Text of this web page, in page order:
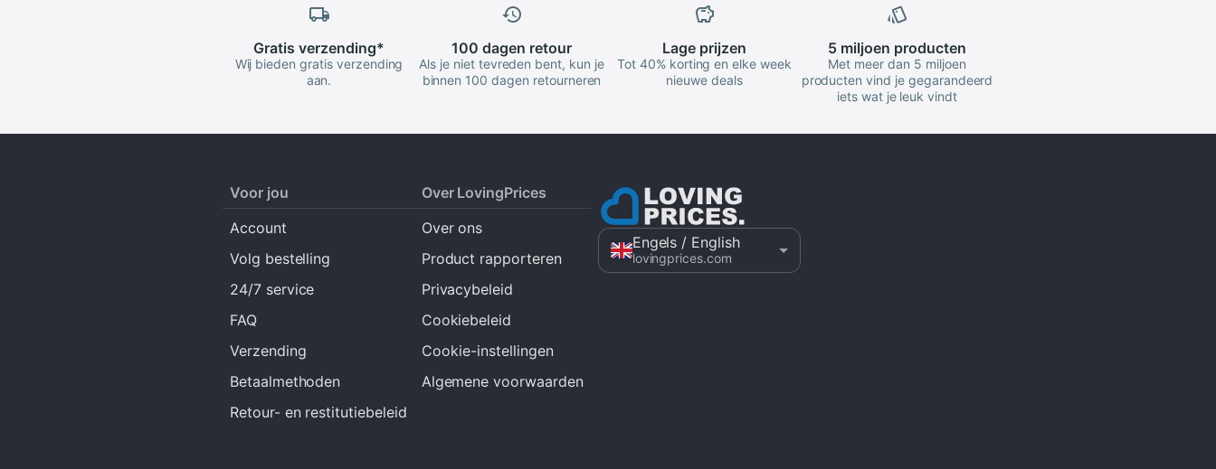
Gratis verzending*
Wij bieden gratis verzending
aan.
100 dagen retour
Als je niet tevreden bent, kun je
binnen 100 dagen retourneren
Lage prijzen
Tot 40% korting en elke week
nieuwe deals
5 miljoen producten
Met meer dan 5 miljoen
producten vind je gegarandeerd
iets wat je leuk vindt
Voor jou
Account
Volg bestelling
24/7 service
FAQ
Verzending
Betaalmethoden
Retour- en restitutiebeleid
Over LovingPrices
Over ons
Product rapporteren
Privacybeleid
Cookiebeleid
Cookie-instellingen
Algemene voorwaarden
Engels / English
lovingprices.com